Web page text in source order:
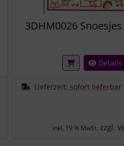
3DHM0026
Details
Lieferzeit: sofort lieferbar
inkl. 19 % MwSt. zzgl.